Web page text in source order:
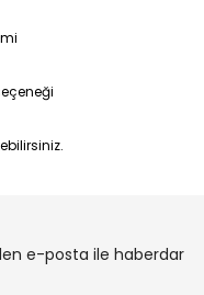
e-posta ile haberdar